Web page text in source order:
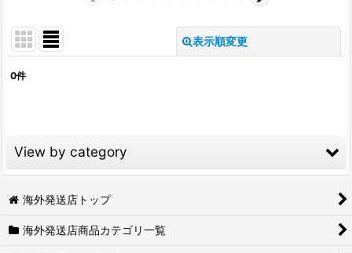
表示順変更
絞り込む
0件
View by category
日本の定番メーカー (全商品)
レトルト・丼もの
海外発送店トップ
海外発送店商品カテゴリ一覧